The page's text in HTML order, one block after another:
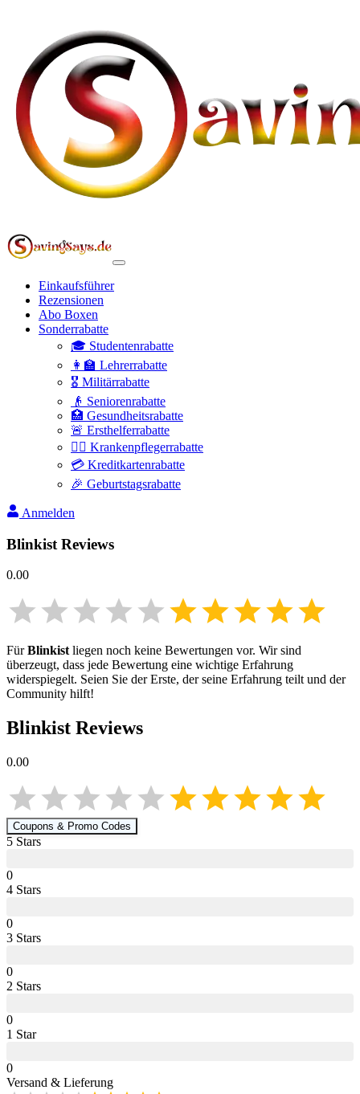
Einkaufsführer
Rezensionen
Abo Boxen
Sonderrabatte
🎓 Studentenrabatte
👩‍🏫 Lehrerrabatte
🎖️ Militärrabatte
👴 Seniorenrabatte
🏥 Gesundheitsrabatte
🚨 Ersthelferrabatte
👩‍⚕️ Krankenpflegerrabatte
💳 Kreditkartenrabatte
🎉 Geburtstagsrabatte
Anmelden
Blinkist Reviews
0.00
FürBlinkistliegen noch keine Bewertungen vor. Wir sind
überzeugt, dass jede Bewertung eine wichtige Erfahrung
widerspiegelt. Seien Sie der Erste, der seine Erfahrung teilt und der
Community hilft!
Blinkist Reviews
0.00
Coupons & Promo Codes
5 Stars
0
4 Stars
0
3 Stars
0
2 Stars
0
1 Star
0
Versand & Lieferung